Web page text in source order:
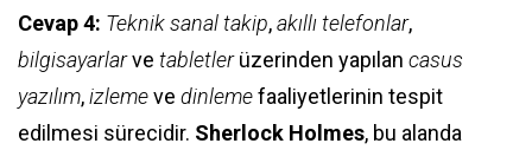
Cevap 4: Teknik sanal takip,akıllı telefonlar,
bilgisayarlarve tabletlerüzerinden yapılan casus
yazılım,izlemeve dinlemefaaliyetlerinin tespit
edilmesi sürecidir. Sherlock Holmes, bu alanda